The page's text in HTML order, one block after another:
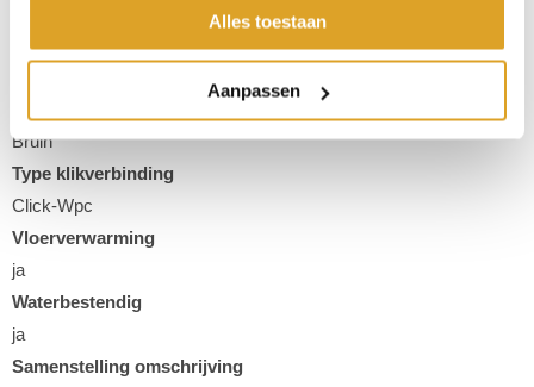
Alles toestaan
Aanpassen
Type
Bruin
Type klikverbinding
Click-Wpc
Vloerverwarming
ja
Waterbestendig
ja
Samenstelling omschrijving